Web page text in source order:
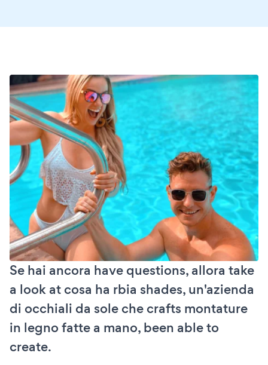
Se hai ancora have questions, allora take
a look at cosa ha rbia shades, un'azienda
di occhiali da sole che crafts montature
in legno fatte a mano, been able to
create.